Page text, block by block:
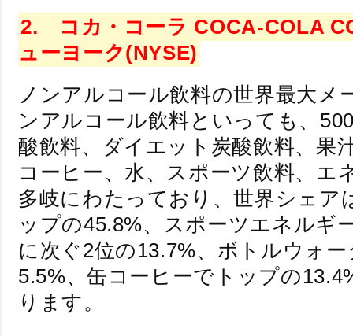
2. コカ・コーラ COCA-COLA
ューヨーク(NYSE)
ノンアルコール飲料の世界最大メ
ンアルコール飲料といっても、
酸飲料、ダイエット炭酸飲料、果
コーヒー、水、スポーツ飲料、エ
多岐にわたっており、世界シェア
ップの45.8%、スポーツエネルギ
に次ぐ2位の13.7%、ボトルウォ
5.5%、缶コーヒーでトップの
ります。